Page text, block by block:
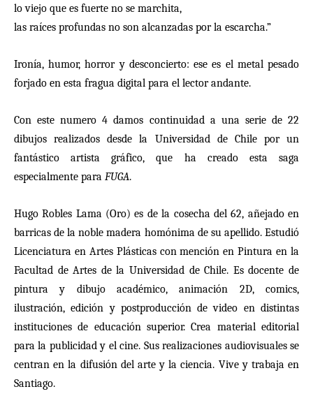
lo viejo que es fuerte no se marchita,
las raíces profundas no son alcanzadas por la escarcha.”
Ironía, humor, horror y desconcierto: ese es el metal pesado
forjado en esta fragua digital para el lector andante.
Con este numero 4 damos continuidad a una seriede 22
dibujos realizados desde la Universidad de Chile por un
fantástico artista gráfico, que ha creado esta saga
especialmente para FUGA.
Hugo Robles Lama (Oro) es de la cosecha del 62, añejado en
barricas de la noble madera homónima de su apellido. Estudió
Licenciatura en Artes Plásticas con mención en Pintura en la
Facultad de Artes de la Universidad de Chile. Es docente de
pintura y dibujo académico, animación 2D, comics,
ilustración, edición y postproducción de video en distintas
instituciones de educación superior. Crea material editorial
para la publicidad y el cine. Sus realizaciones audiovisuales se
centran en la difusión del arte y la ciencia. Vive y trabaja en
Santiago.